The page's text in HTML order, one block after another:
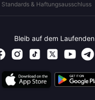
& Haftungsausschluss
Bleib auf dem Laufenden